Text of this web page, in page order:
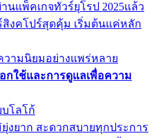
แพ็คเกจทัวร์ยุโรป 2025แล้ว
สิงคโปร์สุดคุ้ม เริ่มต้นแค่หลัก
วามนิยมอย่างแพร่หลาย
กใช้และการดูแลเพื่อความ
โลโก้
ยุ่งยาก สะดวกสบายทุกประการ